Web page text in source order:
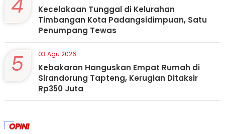
Kecelakaan Tunggal di Kelurahan
Timbangan Kota Padangsidimpuan, Satu
Penumpang Tewas
5 03 Agu 2026
Kebakaran Hanguskan Empat Rumah di
Sirandorung Tapteng, Kerugian Ditaksir
Rp350 Juta
OPINI